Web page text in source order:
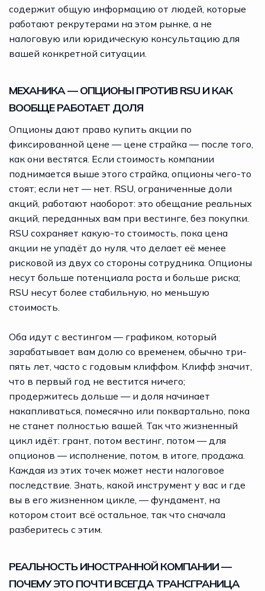
содержит общую информацию от людей, которые
работают рекрутерами на этом рынке, а не
налоговую или юридическую консультацию для
вашей конкретной ситуации.
МЕХАНИКА — ОПЦИОНЫ ПРОТИВ RSU И КАК
ВООБЩЕ РАБОТАЕТ ДОЛЯ
Опционы дают право купить акции по
фиксированной цене — цене страйка — после того,
как они вестятся. Если стоимость компании
поднимается выше этого страйка, опционы чего-то
стоят; если нет — нет. RSU, ограниченные доли
акций, работают наоборот: это обещание реальных
акций, переданных вам при вестинге, без покупки.
RSU сохраняет какую-то стоимость, пока цена
акции не упадёт до нуля, что делает её менее
рисковой из двух со стороны сотрудника. Опционы
несут больше потенциала роста и больше риска;
RSU несут более стабильную, но меньшую
стоимость.
Оба идут с вестингом — графиком, который
зарабатывает вам долю со временем, обычно три-
пять лет, часто с годовым клиффом. Клифф значит,
что в первый год не вестится ничего;
продержитесь дольше — и доля начинает
накапливаться, помесячно или поквартально, пока
не станет полностью вашей. Так что жизненный
цикл идёт: грант, потом вестинг, потом — для
опционов — исполнение, потом, в итоге, продажа.
Каждая из этих точек может нести налоговое
последствие. Знать, какой инструмент у вас и где
вы в его жизненном цикле, — фундамент, на
котором стоит всё остальное, так что сначала
разберитесь с этим.
РЕАЛЬНОСТЬ ИНОСТРАННОЙ КОМПАНИИ —
ПОЧЕМУ ЭТО ПОЧТИ ВСЕГДА ТРАНСГРАНИЦА